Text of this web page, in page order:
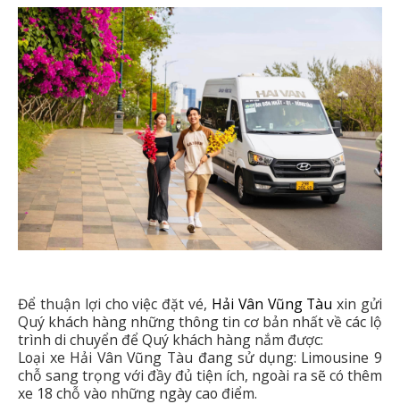
Để thuận lợi cho việc đặt vé, Hải Vân Vũng Tàu xin gửi
Quý khách hàng những thông tin cơ bản nhất về các lộ
trình di chuyển để Quý khách hàng nắm được:
Loại xe Hải Vân Vũng Tàu đang sử dụng: Limousine 9
chỗ sang trọng với đầy đủ tiện ích, ngoài ra sẽ có thêm
xe 18 chỗ vào những ngày cao điểm.